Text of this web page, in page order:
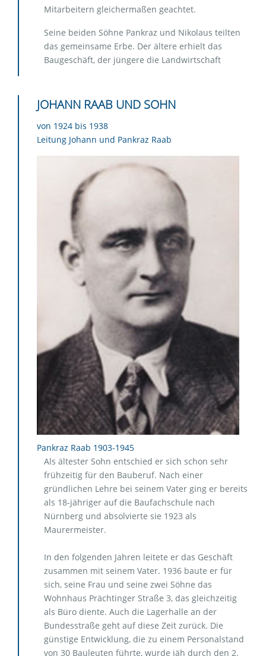
Mitarbeitern gleichermaßen geachtet.
Seine beiden Söhne Pankraz und Nikolaus teilten
das gemeinsame Erbe. Der ältere erhielt das
Baugeschäft, der jüngere die Landwirtschaft
JOHANN RAAB UND SOHN
von 1924 bis 1938
Leitung Johann und Pankraz Raab
Pankraz Raab 1903-1945
Als ältester Sohn entschied er sich schon sehr
frühzeitig für den Bauberuf. Nach einer
gründlichen Lehre bei seinem Vater ging er bereits
als 18-jähriger auf die Baufachschule nach
Nürnberg und absolvierte sie 1923 als
Maurermeister.
In den folgenden Jahren leitete er das Geschäft
zusammen mit seinem Vater. 1936 baute er für
sich, seine Frau und seine zwei Söhne das
Wohnhaus Prächtinger Straße 3, das gleichzeitig
als Büro diente. Auch die Lagerhalle an der
Bundesstraße geht auf diese Zeit zurück. Die
günstige Entwicklung, die zu einem Personalstand
von 30 Bauleuten führte, wurde jäh durch den 2.